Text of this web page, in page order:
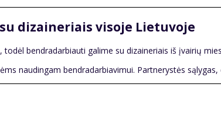
dizaineriais visoje Lietuvoje
bendradarbiauti galime su dizaineriais iš įvairių
naudingam bendradarbiavimui. Partnerystės